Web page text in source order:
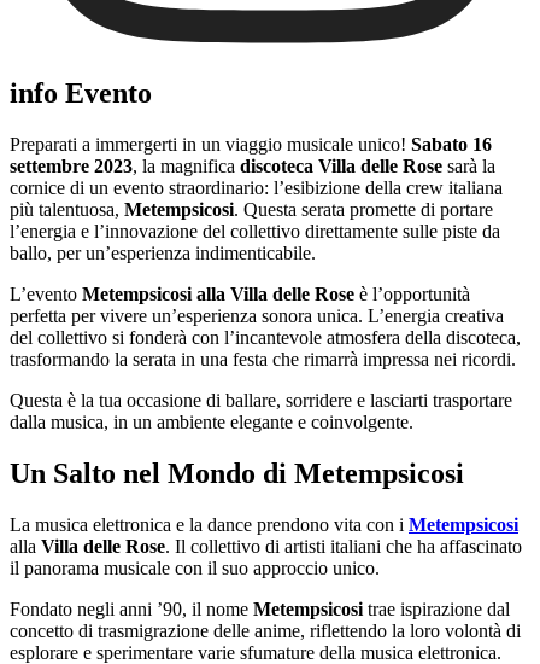
info Evento
Preparati a immergerti in un viaggio musicale unico! Sabato 16
settembre 2023, la magnifica discoteca Villa delle Rose sarà la
cornice di un evento straordinario: l’esibizione della crew italiana
più talentuosa, Metempsicosi. Questa serata promette di portare
l’energia e l’innovazione del collettivo direttamente sulle piste da
ballo, per un’esperienza indimenticabile.
L’evento Metempsicosi alla Villa delle Rose è l’opportunità
perfetta per vivere un’esperienza sonora unica. L’energia creativa
del collettivo si fonderà con l’incantevole atmosfera della discoteca,
trasformando la serata in una festa che rimarrà impressa nei ricordi.
Questa è la tua occasione di ballare, sorridere e lasciarti trasportare
dalla musica, in un ambiente elegante e coinvolgente.
Un Salto nel Mondo di Metempsicosi
La musica elettronica e la dance prendono vita con i Metempsicosi
alla Villa delle Rose. Il collettivo di artisti italiani che ha affascinato
il panorama musicale con il suo approccio unico.
Fondato negli anni ’90, il nome Metempsicosi trae ispirazione dal
concetto di trasmigrazione delle anime, riflettendo la loro volontà di
esplorare e sperimentare varie sfumature della musica elettronica.